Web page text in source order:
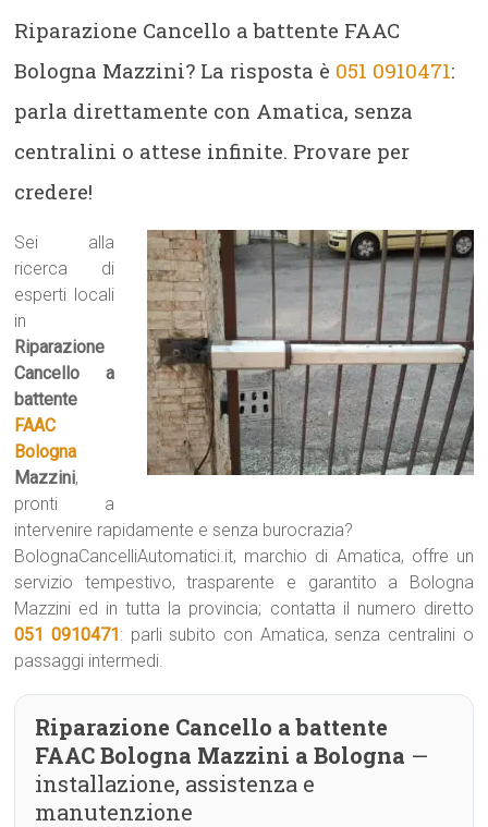
Riparazione Cancello a battente FAAC
Bologna Mazzini? La risposta è 051 0910471:
parla direttamente con Amatica, senza
centralini o attese infinite. Provare per
credere!
Sei alla
ricerca di
esperti locali
in
Riparazione
Cancello a
battente
FAAC
Bologna
Mazzini,
pronti a
intervenire rapidamente e senza burocrazia?
BolognaCancelliAutomatici.it, marchio di Amatica, offre un
servizio tempestivo, trasparente e garantito a Bologna
Mazzini ed in tutta la provincia; contatta il numero diretto
051 0910471: parli subito con Amatica, senza centralini o
passaggi intermedi.
Riparazione Cancello a battente
FAAC Bologna Mazzini a Bologna —
installazione, assistenza e
manutenzione